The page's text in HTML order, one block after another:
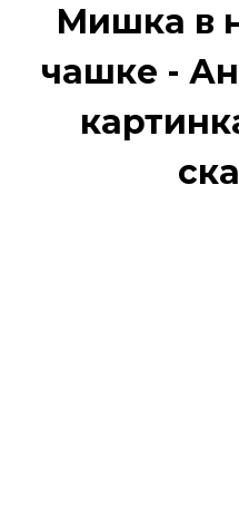
Мишка в
чашке -